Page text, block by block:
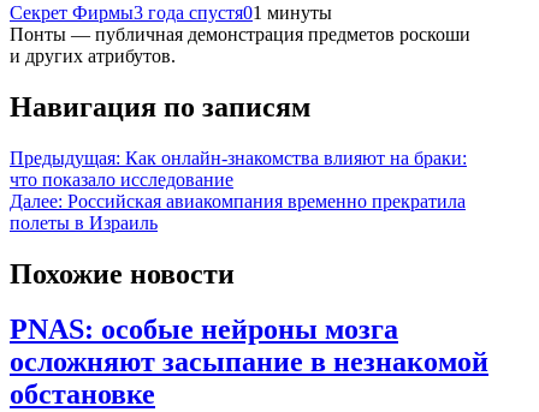
Секрет Фирмы3 года спустя01 минуты
Понты — публичная демонстрация предметов роскоши
и других атрибутов.
Навигация по записям
Предыдущая: Как онлайн-знакомства влияют на браки:
что показало исследование
Далее: Российская авиакомпания временно прекратила
полеты в Израиль
Похожие новости
PNAS: особые нейроны мозга
осложняют засыпание в незнакомой
обстановке